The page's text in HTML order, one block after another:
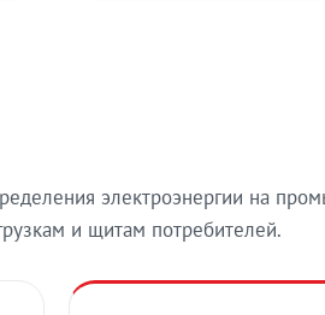
электроэнергии на
и щитам потребителей.